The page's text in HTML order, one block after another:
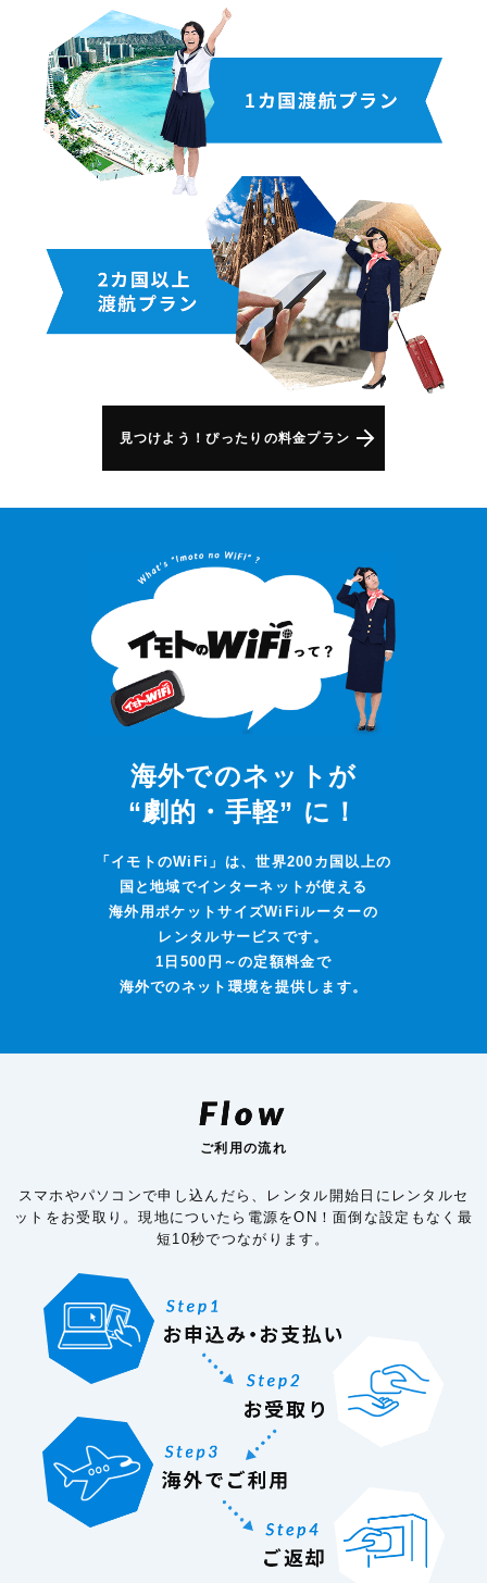
見つけよう！ぴったりの料金プラン
海外でのネットが
“劇的・手軽” に！
「イモトのWiFi」は、世界200カ国以上の
国と地域でインターネットが使える
海外用ポケットサイズWiFiルーターの
レンタルサービスです。
1日500円～の定額料金で
海外でのネット環境を提供します。
Flow
ご利用の流れ
スマホやパソコンで申し込んだら、レンタル開始日にレンタルセ
ットをお受取り。現地についたら電源をON！面倒な設定もなく最
短10秒でつながります。